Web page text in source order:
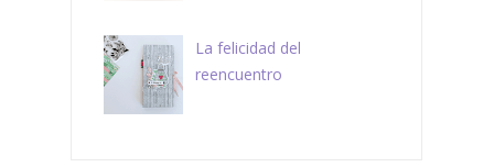
La felicidad del
reencuentro